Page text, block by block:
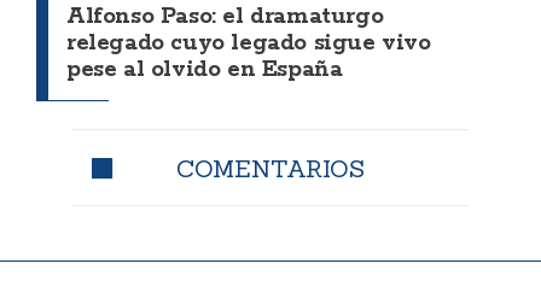
Alfonso Paso: el dramaturgo
relegado cuyo legado sigue vivo
pese al olvido en España
COMENTARIOS